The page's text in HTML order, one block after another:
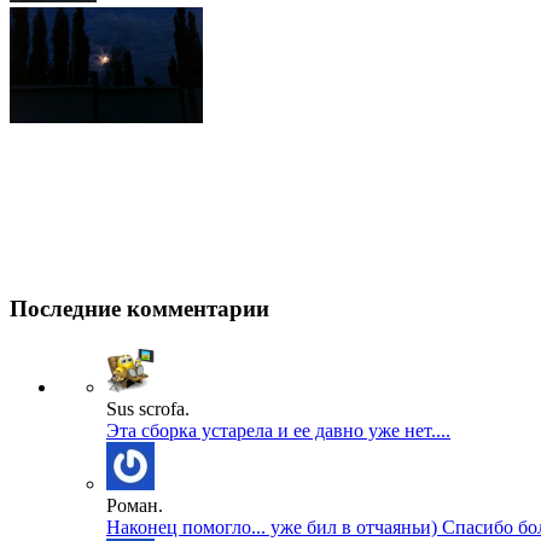
Последние комментарии
Sus scrofa.
Эта сборка устарела и ее давно уже нет....
Роман.
Наконец помогло... уже бил в отчаяньи) Спасибо